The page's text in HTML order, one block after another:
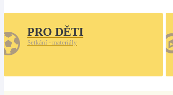
PRO DĚTI
Setkání - materiály